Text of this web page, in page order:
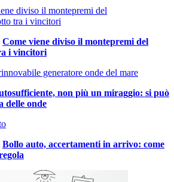
Come viene diviso il montepremi del
i vincitori
non più un miraggio: si può
delle onde
Bollo auto, accertamenti in arrivo: come